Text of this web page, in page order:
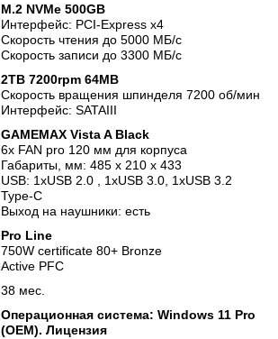
M.2 NVMe 500GB
Интерфейс: PCI-Express x4
Скорость чтения до 5000 МБ/с
Скорость записи до 3300 МБ/с
2TB 7200rpm 64MB
Скорость вращения шпинделя 7200 об/мин
Интерфейс: SATAIII
GAMEMAX Vista A Black
6x FAN pro 120 мм для корпуса
Габариты, мм: 485 x 210 x 433
USB: 1xUSB 2.0 , 1xUSB 3.0, 1xUSB 3.2
Type-C
Выход на наушники: есть
Pro Line
750W certificate 80+ Bronze
Active PFC
38 мес.
Операционная система: Windows 11 Pro
(OEM). Лицензия